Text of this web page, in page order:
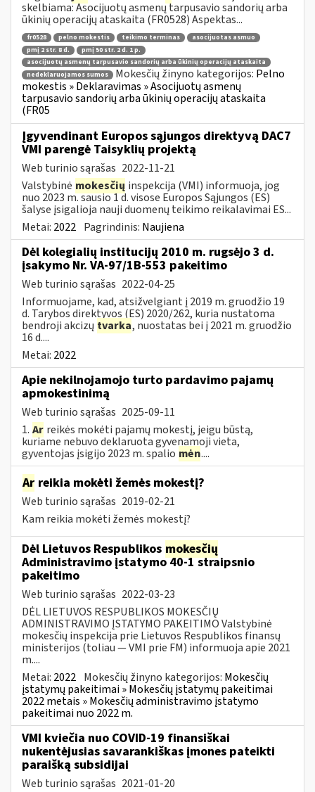
skelbiama: Asocijuotų asmenų tarpusavio sandorių arba
ūkinių operacijų ataskaita (FR0528) Aspektas...
fr0528 pelno mokestis teikimo terminas
asocijuotas asmuo
pmį 2 str. 8 d.
pmį 50 str. 2 d. 1 p.
asocijuotų asmenų tarpusavio sandorių arba ūkinių operacijų ataskaita
nedeklaruojamos sumos
Mokesčių žinyno kategorijos: Pelno
mokestis » Deklaravimas » Asocijuotų asmenų
tarpusavio sandorių arba ūkinių operacijų ataskaita
(FR05
Įgyvendinant Europos sąjungos direktyvą DAC7
VMI parengė Taisyklių projektą
Web turinio sąrašas 2022-11-21
Valstybinė mokesčių inspekcija (VMI) informuoja, jog
nuo 2023 m. sausio 1 d. visose Europos Sąjungos (ES)
šalyse įsigalioja nauji duomenų teikimo reikalavimai ES...
Metai: 2022 Pagrindinis: Naujiena
Dėl kolegialių institucijų 2010 m. rugsėjo 3 d.
įsakymo Nr. VA-97/1B-553 pakeitimo
Web turinio sąrašas 2022-04-25
Informuojame, kad, atsižvelgiant į 2019 m. gruodžio 19
d. Tarybos direktyvos (ES) 2020/262, kuria nustatoma
bendroji akcizų tvarka, nuostatas bei į 2021 m. gruodžio
16 d....
Metai: 2022
Apie nekilnojamojo turto pardavimo pajamų
apmokestinimą
Web turinio sąrašas 2025-09-11
1. Ar reikės mokėti pajamų mokestį, jeigu būstą,
kuriame nebuvo deklaruota gyvenamoji vieta,
gyventojas įsigijo 2023 m. spalio mėn....
Ar reikia mokėti žemės mokestį?
Web turinio sąrašas 2019-02-21
Kam reikia mokėti žemės mokestį?
Dėl Lietuvos Respublikos mokesčių
Administravimo įstatymo 40-1 straipsnio
pakeitimo
Web turinio sąrašas 2022-03-23
DĖL LIETUVOS RESPUBLIKOS MOKESČIŲ
ADMINISTRAVIMO ĮSTATYMO PAKEITIMO Valstybinė
mokesčių inspekcija prie Lietuvos Respublikos finansų
ministerijos (toliau — VMI prie FM) informuoja apie 2021
m....
Metai: 2022 Mokesčių žinyno kategorijos: Mokesčių
įstatymų pakeitimai » Mokesčių įstatymų pakeitimai
2022 metais » Mokesčių administravimo įstatymo
pakeitimai nuo 2022 m.
VMI kviečia nuo COVID-19 finansiškai
nukentėjusias savarankiškas įmones pateikti
paraišką subsidijai
Web turinio sąrašas 2021-01-20